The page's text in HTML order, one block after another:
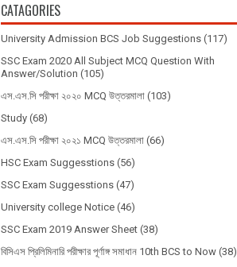
CATAGORIES
University Admission BCS Job Suggestions (117)
SSC Exam 2020 All Subject MCQ Question With
Answer/Solution (105)
এস.এস.সি পরীক্ষা ২০২০ MCQ উত্তরমালা (103)
Study (68)
এস.এস.সি পরীক্ষা ২০২১ MCQ উত্তরমালা (66)
HSC Exam Suggesstions (56)
SSC Exam Suggesstions (47)
University college Notice (46)
SSC Exam 2019 Answer Sheet (38)
বিসিএস প্রিলিমিনারি পরীক্ষার পূর্ণাঙ্গ সমাধান 10th BCS to Now (38)